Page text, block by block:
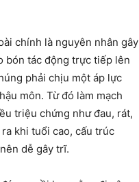
chính là nguyên nhân gây
bón tác động trực tiếp lên
phải chịu một áp lực
môn. Từ đó làm mạch
triệu chứng như đau, rát,
khi tuổi cao, cấu trúc
dễ gây trĩ.